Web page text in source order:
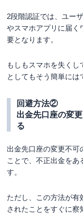
2段階認証では、ユー
やスマホアプリに届く
要となります。
もしもスマホを失くし
としてもそう簡単には
回避方法②
出金先口座の変
る
出金先口座の変更不可
ことで、不正出金をあ
す。
ただし、この方法が有
されたことをすぐに察